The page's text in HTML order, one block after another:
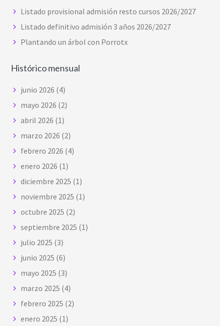
Listado provisional admisión resto cursos 2026/2027
Listado definitivo admisión 3 años 2026/2027
Plantando un árbol con Porrotx
Histórico mensual
junio 2026 (4)
mayo 2026 (2)
abril 2026 (1)
marzo 2026 (2)
febrero 2026 (4)
enero 2026 (1)
diciembre 2025 (1)
noviembre 2025 (1)
octubre 2025 (2)
septiembre 2025 (1)
julio 2025 (3)
junio 2025 (6)
mayo 2025 (3)
marzo 2025 (4)
febrero 2025 (2)
enero 2025 (1)